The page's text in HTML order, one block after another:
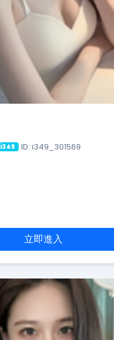
i349 ID: i349_301569
立即進入